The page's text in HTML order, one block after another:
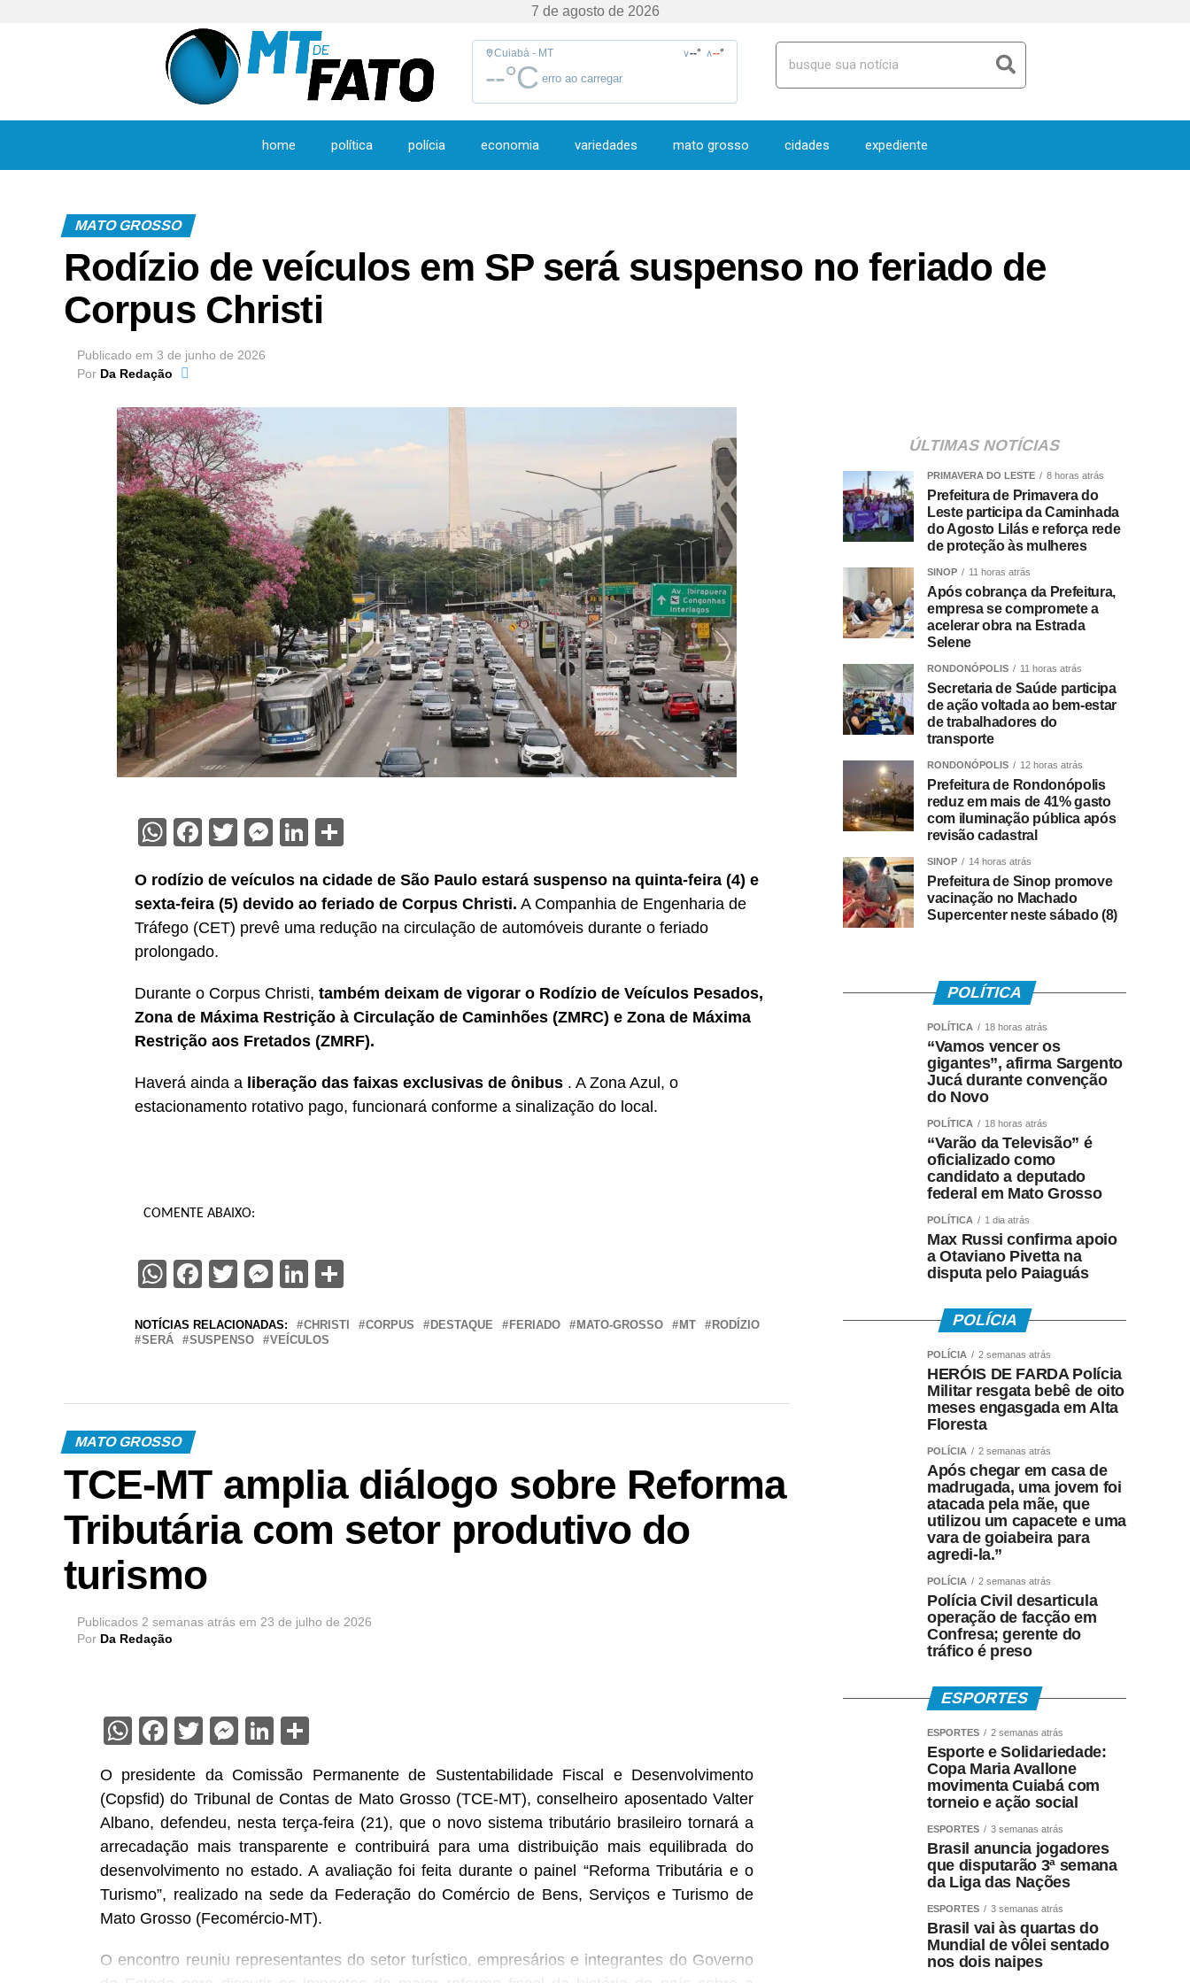
Cuiabá - MT ∨--° ∧--°
--°C erro ao carregar
home política polícia economia variedades mato grosso cidades expediente
7 de agosto de 2026
MATO GROSSO
Rodízio de veículos em SP será suspenso no feriado de
Corpus Christi
Publicado em 3 de junho de 2026
Por Da Redação
WhatsApp
Facebook
Twitter
Messenger
LinkedIn
O rodízio de veículos na cidade de São Paulo estará suspenso na quinta-feira (4) e
sexta-feira (5) devido ao feriado de Corpus Christi. A Companhia de Engenharia de
Tráfego (CET) prevê uma redução na circulação de automóveis durante o feriado
prolongado.
Durante o Corpus Christi, também deixam de vigorar o Rodízio de Veículos Pesados,
Zona de Máxima Restrição à Circulação de Caminhões (ZMRC) e Zona de Máxima
Restrição aos Fretados (ZMRF).
Haverá ainda a liberação das faixas exclusivas de ônibus . A Zona Azul, o
estacionamento rotativo pago, funcionará conforme a sinalização do local.
COMENTE ABAIXO:
WhatsApp
Facebook
Twitter
Messenger
LinkedIn
NOTÍCIAS RELACIONADAS: CHRISTI CORPUS DESTAQUE FERIADO MATO-GROSSO MT
RODÍZIO
SERÁ
SUSPENSO VEÍCULOS
MATO GROSSO
TCE-MT amplia diálogo sobre Reforma
Tributária com setor produtivo do
turismo
Publicados 2 semanas atrás em 23 de julho de 2026
Por Da Redação
WhatsApp
Facebook
Twitter
Messenger
LinkedIn
O presidente da Comissão Permanente de Sustentabilidade Fiscal e Desenvolvimento
(Copsfid) do Tribunal de Contas de Mato Grosso (TCE-MT), conselheiro aposentado Valter
Albano, defendeu, nesta terça-feira (21), que o novo sistema tributário brasileiro tornará a
arrecadação mais transparente e contribuirá para uma distribuição mais equilibrada do
desenvolvimento no estado. A avaliação foi feita durante o painel “Reforma Tributária e o
Turismo”, realizado na sede da Federação do Comércio de Bens, Serviços e Turismo de
Mato Grosso (Fecomércio-MT).
O encontro reuniu representantes do setor turístico, empresários e integrantes do Governo
ÚLTIMAS NOTÍCIAS
PRIMAVERA DO LESTE 8 horas atrás
Prefeitura de Primavera do
Leste participa da Caminhada
do Agosto Lilás e reforça rede
de proteção às mulheres
SINOP 11 horas atrás
Após cobrança da Prefeitura,
empresa se compromete a
acelerar obra na Estrada
Selene
RONDONÓPOLIS 11 horas atrás
Secretaria de Saúde participa
de ação voltada ao bem-estar
de trabalhadores do
transporte
RONDONÓPOLIS 12 horas atrás
Prefeitura de Rondonópolis
reduz em mais de 41% gasto
com iluminação pública após
revisão cadastral
SINOP 14 horas atrás
Prefeitura de Sinop promove
vacinação no Machado
Supercenter neste sábado (8)
POLÍTICA
POLÍTICA 18 horas atrás
“Vamos vencer os
gigantes”, afirma Sargento
Jucá durante convenção
do Novo
POLÍTICA 18 horas atrás
“Varão da Televisão” é
oficializado como
candidato a deputado
federal em Mato Grosso
POLÍTICA 1 dia atrás
Max Russi confirma apoio
a Otaviano Pivetta na
disputa pelo Paiaguás
POLÍCIA
POLÍCIA 2 semanas atrás
HERÓIS DE FARDA Polícia
Militar resgata bebê de oito
meses engasgada em Alta
Floresta
POLÍCIA 2 semanas atrás
Após chegar em casa de
madrugada, uma jovem foi
atacada pela mãe, que
utilizou um capacete e uma
vara de goiabeira para
agredi-la.”
POLÍCIA 2 semanas atrás
Polícia Civil desarticula
operação de facção em
Confresa; gerente do
tráfico é preso
ESPORTES
ESPORTES 2 semanas atrás
Esporte e Solidariedade:
Copa Maria Avallone
movimenta Cuiabá com
torneio e ação social
ESPORTES 3 semanas atrás
Brasil anuncia jogadores
que disputarão 3ª semana
da Liga das Nações
ESPORTES 3 semanas atrás
Brasil vai às quartas do
Mundial de vôlei sentado
nos dois naipes